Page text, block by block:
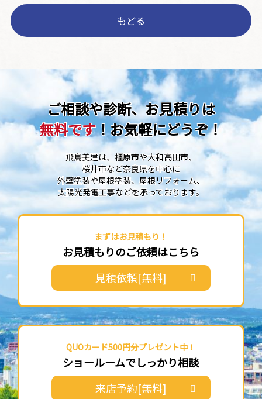
もどる
ご相談や診断、お見積りは
無料です！お気軽にどうぞ！
飛鳥美建は、橿原市や大和高田市、
桜井市など奈良県を中心に
外壁塗装や屋根塗装、屋根リフォーム、
太陽光発電工事などを承っております。
まずはお見積もり！
お見積もりのご依頼はこちら
見積依頼[無料]
QUOカード500円分プレゼント中！
ショールームでしっかり相談
来店予約[無料]